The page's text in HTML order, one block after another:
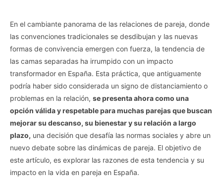
En el cambiante panorama de las relaciones de pareja, donde
las convenciones tradicionales se desdibujan y las nuevas
formas de convivencia emergen con fuerza, la tendencia de
las camas separadas ha irrumpido con un impacto
transformador en España. Esta práctica, que antiguamente
podría haber sido considerada un signo de distanciamiento o
problemas en la relación, se presenta ahora como una
opción válida y respetable para muchas parejas que buscan
mejorar su descanso, su bienestar y su relación a largo
plazo, una decisión que desafía las normas sociales y abre un
nuevo debate sobre las dinámicas de pareja. El objetivo de
este artículo, es explorar las razones de esta tendencia y su
impacto en la vida en pareja en España.